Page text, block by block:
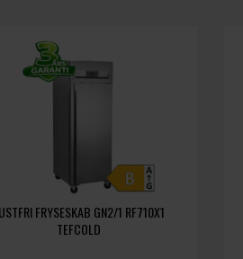
FRYSESKAB GN2/1 RF710X1
TEFCOLD